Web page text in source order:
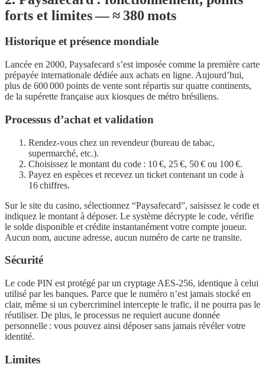
forts et limites — ≈ 380 mots
Historique et présence mondiale
Lancée en 2000, Paysafecard s’est imposée comme la première carte
prépayée internationale dédiée aux achats en ligne. Aujourd’hui,
plus de 600 000 points de vente sont répartis sur quatre continents,
de la supérette française aux kiosques de métro brésiliens.
Processus d’achat et validation
Rendez‑vous chez un revendeur (bureau de tabac,
supermarché, etc.).
Choisissez le montant du code : 10 €, 25 €, 50 € ou 100 €.
Payez en espèces et recevez un ticket contenant un code à
16 chiffres.
Sur le site du casino, sélectionnez “Paysafecard”, saisissez le code et
indiquez le montant à déposer. Le système décrypte le code, vérifie
le solde disponible et crédite instantanément votre compte joueur.
Aucun nom, aucune adresse, aucun numéro de carte ne transite.
Sécurité
Le code PIN est protégé par un cryptage AES‑256, identique à celui
utilisé par les banques. Parce que le numéro n’est jamais stocké en
clair, même si un cybercriminel intercepte le trafic, il ne pourra pas le
réutiliser. De plus, le processus ne requiert aucune donnée
personnelle : vous pouvez ainsi déposer sans jamais révéler votre
identité.
Limites